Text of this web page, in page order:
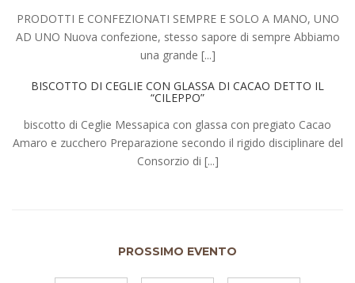
PRODOTTI E CONFEZIONATI SEMPRE E SOLO A MANO, UNO
AD UNO Nuova confezione, stesso sapore di sempre Abbiamo
una grande [...]
BISCOTTO DI CEGLIE CON GLASSA DI CACAO DETTO IL
“CILEPPO”
biscotto di Ceglie Messapica con glassa con pregiato Cacao
Amaro e zucchero Preparazione secondo il rigido disciplinare del
Consorzio di [...]
PROSSIMO EVENTO